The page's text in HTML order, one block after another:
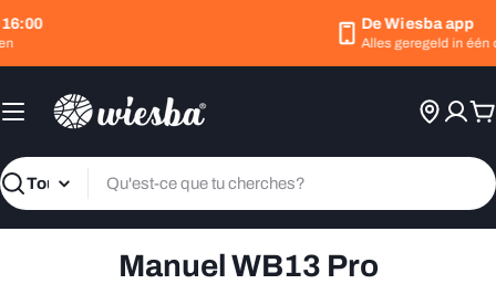
au
contenu
De Wiesba app
Alles geregeld in één
Recherche
Manuel WB13 Pro